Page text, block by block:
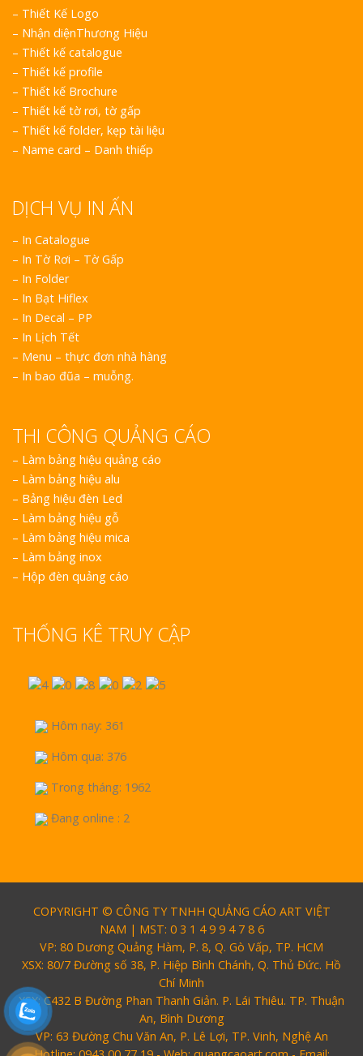
– Thiết Kế Logo
– Nhận diệnThương Hiệu
– Thiết kế catalogue
– Thiết kế profile
– Thiết kế Brochure
– Thiết kế tờ rơi, tờ gấp
– Thiết kế folder, kẹp tài liệu
– Name card – Danh thiếp
DỊCH VỤ IN ẤN
– In Catalogue
– In Tờ Rơi – Tờ Gấp
– In Folder
– In Bạt Hiflex
– In Decal – PP
– In Lịch Tết
– Menu – thực đơn nhà hàng
– In bao đũa – muỗng.
THI CÔNG QUẢNG CÁO
– Làm bảng hiệu quảng cáo
– Làm bảng hiệu alu
– Bảng hiệu đèn Led
– Làm bảng hiệu gỗ
– Làm bảng hiệu mica
– Làm bảng inox
– Hộp đèn quảng cáo
THỐNG KÊ TRUY CẬP
Hôm nay: 361
Hôm qua: 376
Trong tháng: 1962
Đang online : 2
COPYRIGHT © CÔNG TY TNHH QUẢNG CÁO ART VIỆT
NAM | MST: 0 3 1 4 9 9 4 7 8 6
VP: 80 Dương Quảng Hàm, P. 8, Q. Gò Vấp, TP. HCM
XSX: 80/7 Đường số 38, P. Hiệp Bình Chánh, Q. Thủ Đức. Hồ
Chí Minh
XSX: C432 B Đường Phan Thanh Giản. P. Lái Thiêu. TP. Thuận
An, Bình Dương
VP: 63 Đường Chu Văn An, P. Lê Lợi, TP. Vinh, Nghệ An